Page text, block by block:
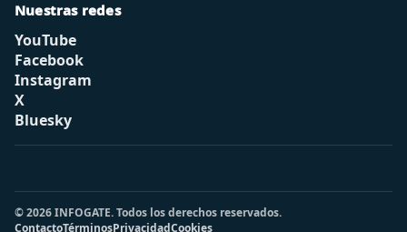
Nuestras redes
YouTube
Facebook
Instagram
X
Bluesky
© 2026 INFOGATE. Todos los derechos reservados.
ContactoTérminosPrivacidadCookies